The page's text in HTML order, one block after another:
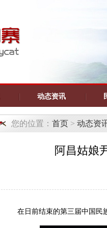
动态资讯
您的位置： 首页 > 动态资
阿昌姑娘
在日前结束的第三届中国民